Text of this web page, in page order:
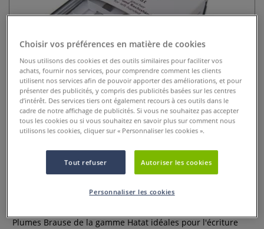
Lot de 3 plumes Hatat Brause
Plumes Brause de la gamme Hatat idéales pour l'écriture
Choisir vos préférences en matière de cookies
Nous utilisons des cookies et des outils similaires pour faciliter vos
achats, fournir nos services, pour comprendre comment les clients
utilisent nos services afin de pouvoir apporter des améliorations, et pour
présenter des publicités, y compris des publicités basées sur les centres
d’intérêt. Des services tiers ont également recours à ces outils dans le
cadre de notre affichage de publicités. Si vous ne souhaitez pas accepter
tous les cookies ou si vous souhaitez en savoir plus sur comment nous
utilisons les cookies, cliquer sur « Personnaliser les cookies ».
Tout refuser Autoriser les cookies
Personnaliser les cookies